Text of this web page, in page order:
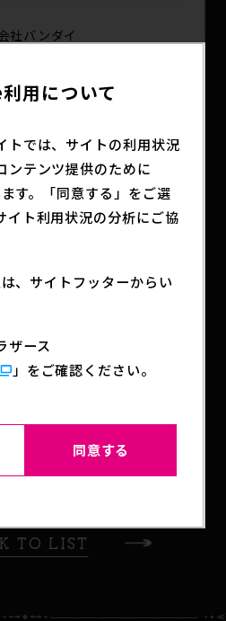
社バンダイ
6月
ガシャポン自販機
グッズ
険 カプセルフィギュアコレ
」がガシャポン®から発売
SHARE
TO LIST
用について
トでは、サイトの利用状況
ンテンツ提供のために
す。「同意する」をご選
イト利用状況の分析にご協
、サイトフッターからい
ザース
」をご確認ください。
同意する